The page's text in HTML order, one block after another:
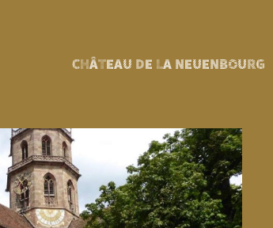
CHÂTEAU DE LA NEUENBOURG